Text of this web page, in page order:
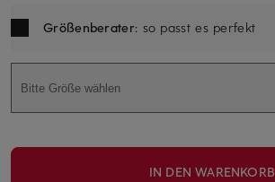
Größenberater: so passt es perfekt
Bitte Größe wählen
IN DEN WARENKORB